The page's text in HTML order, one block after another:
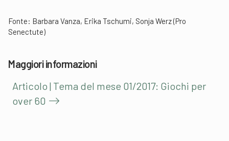
Fonte: Barbara Vanza, Erika Tschumi, Sonja Werz (Pro
Senectute)
Maggiori informazioni
Articolo | Tema del mese 01/2017: Giochi per
over 60